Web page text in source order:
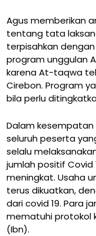
Agus memberikan
tentang tata
terpisahkan
program unggulan
karena At-taqwa
Cirebon. Program
bila perlu
Dalam kesempatan
seluruh peserta
selalu
jumlah positif Covid
meningkat. Usaha
terus dikuatkan,
dari covid 19. Para
mematuhi protokol
(Ibn).